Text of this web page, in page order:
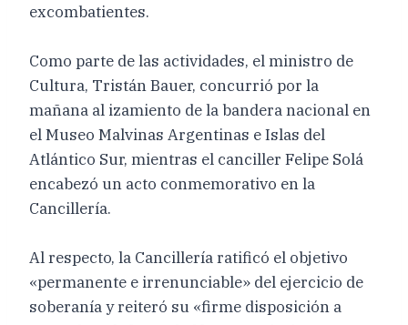
excombatientes.
Como parte de las actividades, el ministro de
Cultura, Tristán Bauer, concurrió por la
mañana al izamiento de la bandera nacional en
el Museo Malvinas Argentinas e Islas del
Atlántico Sur, mientras el canciller Felipe Solá
encabezó un acto conmemorativo en la
Cancillería.
Al respecto, la Cancillería ratificó el objetivo
«permanente e irrenunciable» del ejercicio de
soberanía y reiteró su «firme disposición a